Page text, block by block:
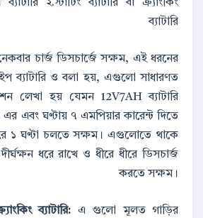
২.স্টার্টিং ব্যাটারি বা ক্র্যাংকিং
ব্যাটারি
চার্জ ডিসচার্জে সক্ষম, এই ধরনের
ব্যাটারি ও বলা হয়, এগুলো সাধারণত
লেখা হয় যেমন 12V7AH ব্যাটারি
এবং ঘণ্টায় ৭ এমপিয়ার কারেন্ট দিতে
১ ঘণ্টা চলতে সক্ষম। এগুলোতে থাকে
ধরে রাখে ও ধীরে ধীরে ডিসচার্জ
করতে সক্ষম।
ব্যাটারি: এ গুলো মূলত গাড়ির